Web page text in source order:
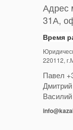
Адрес
31А,
Время
220112,
Павел
Дмитрий
Василий